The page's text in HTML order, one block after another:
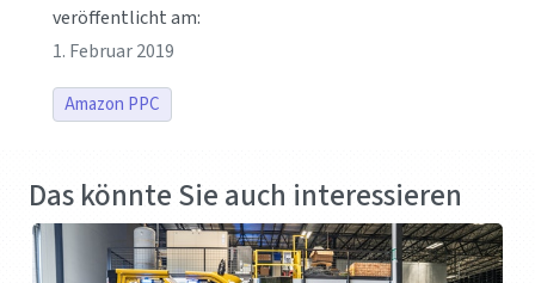
veröffentlicht am:
1. Februar 2019
Amazon PPC
Das könnte Sie auch interessieren